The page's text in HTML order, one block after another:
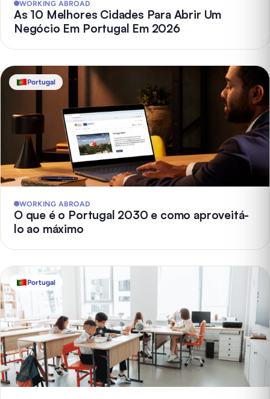
WORKING ABROAD
As 10 Melhores Cidades Para Abrir Um
Negócio Em Portugal Em 2026
Portugal
WORKING ABROAD
O que é o Portugal 2030 e como aproveitá-
lo ao máximo
Portugal